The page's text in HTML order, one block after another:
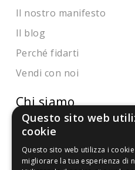
Il nostro manifesto
Il blog
Perché fidarti
Vendi con noi
Chi siamo
Chi Siamo
Sostegno e
Questo sito web
cookie
Questo sito web utilizza i
migliorare la tua esperienza di